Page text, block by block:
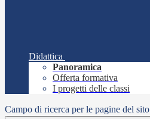
Didattica
Panoramica
Offerta formativa
I progetti delle classi
Campo di ricerca per le pagine del sito